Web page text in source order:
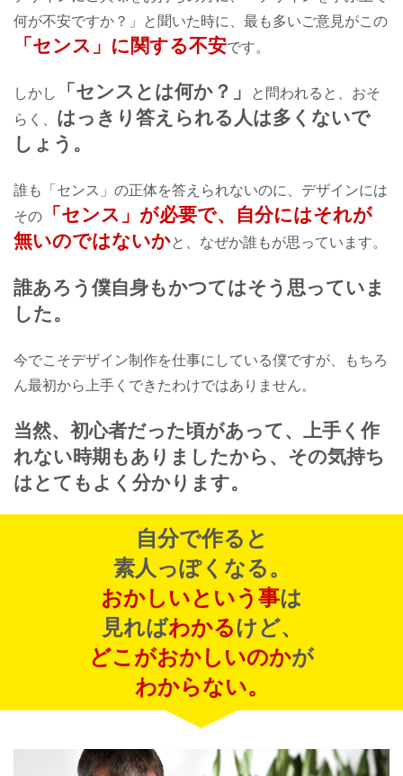
何が不安ですか？」と聞いた時に、最も多いご意見がこの
「センス」に関する不安です。
しかし 「センスとは何か？」
と問われると、おそ
らく、 はっきり答えられる人は多くないで
しょう。
誰も「センス」の正体を答えられないのに、 デザインには
その 「センス」が必要で、 自分にはそれが
無いのではないかと、 なぜか誰もが思っています。
誰あろう僕自身もかつてはそう思っていま
した。
今でこそデザイン制作を仕事にしている僕ですが、
もちろ
ん最初から上手くできたわけではありません。
当然、初心者だった頃があって、 上手く作
れない時期もありましたから、 その気持ち
はとてもよく分かります。
自分で作ると
素人っぽくなる。
おかしいという事は
見ればわかるけど、
どこがおかしいのかが
わからない。